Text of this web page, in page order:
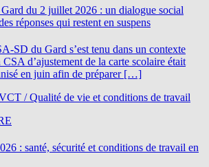
du 2 juillet 2026 : un dialogue social
réponses qui restent en suspens
SD du Gard s’est tenu dans un contexte
d’ajustement de la carte scolaire était
en juin afin de préparer […]
/ Qualité de vie et conditions de travail
: santé, sécurité et conditions de travail en